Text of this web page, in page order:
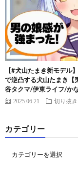
【#犬山たまき新モデル
で逆凸する犬山たまき
谷タクマ/伊東ライフ/かな
2025.06.21 切り抜き
カテゴリー